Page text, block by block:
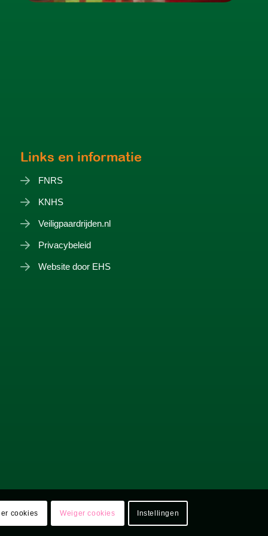
Links en informatie
FNRS
KNHS
Veiligpaardrijden.nl
Privacybeleid
Website door EHS
cookies Weiger cookies Instellingen